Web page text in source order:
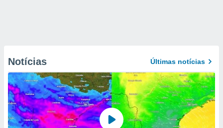
Notícias Últimas notícias